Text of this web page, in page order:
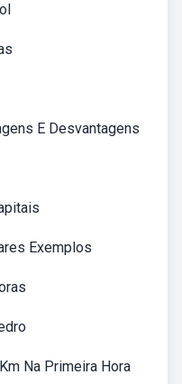
E Desvantagens
Exemplos
Na Primeira Hora